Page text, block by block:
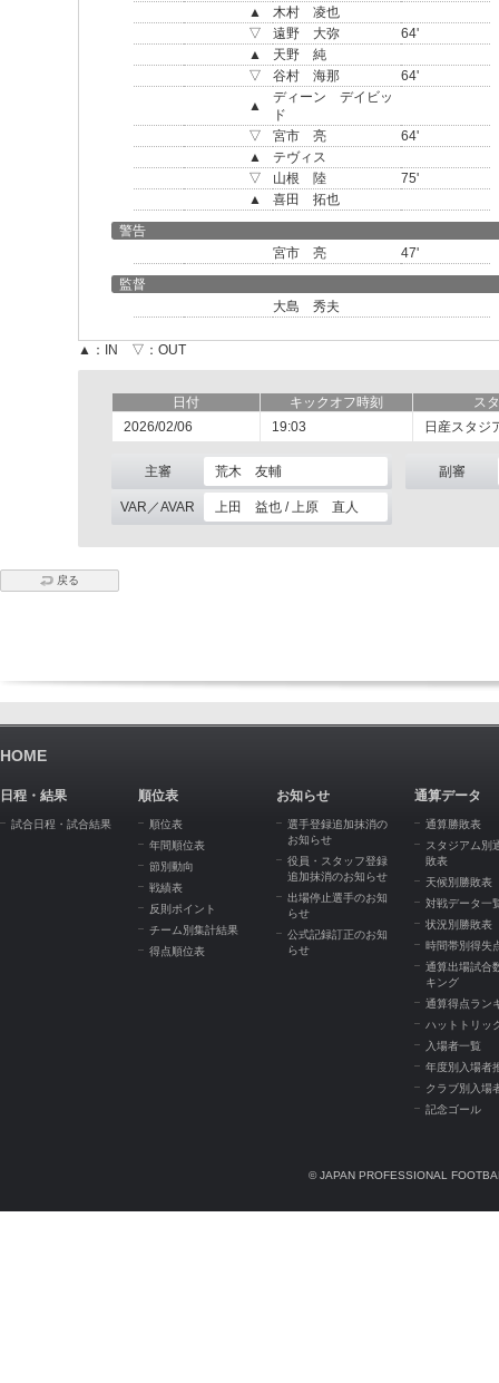
▲
木村 凌也
▽
遠野 大弥
64'
▲
天野 純
▽
谷村 海那
64'
▲
ディーン デイビッ
ド
▽
宮市 亮
64'
▲
テヴィス
▽
山根 陸
75'
▲
喜田 拓也
警告
宮市 亮
47'
監督
大島 秀夫
▲：IN ▽：OUT
日付 キックオフ時刻
ス
2026/02/06
19:03 日産スタジ
主審 荒木 友輔 副審
VAR／AVAR 上田 益也 / 上原 直人
戻る
HOME
日程・結果
試合日程・試合結果
順位表
順位表
年間順位表
節別動向
戦績表
反則ポイント
チーム別集計結果
得点順位表
お知らせ
選手登録追加抹消の
お知らせ
役員・スタッフ登録
追加抹消のお知らせ
出場停止選手のお知
らせ
公式記録訂正のお知
らせ
通算データ
通算勝敗表
スタジアム別
敗表
天候別勝敗表
対戦データ一
状況別勝敗表
時間帯別得失
通算出場試合
キング
通算得点ラン
ハットトリッ
入場者一覧
年度別入場者
クラブ別入場
記念ゴール
© JAPAN PROFESSIONAL